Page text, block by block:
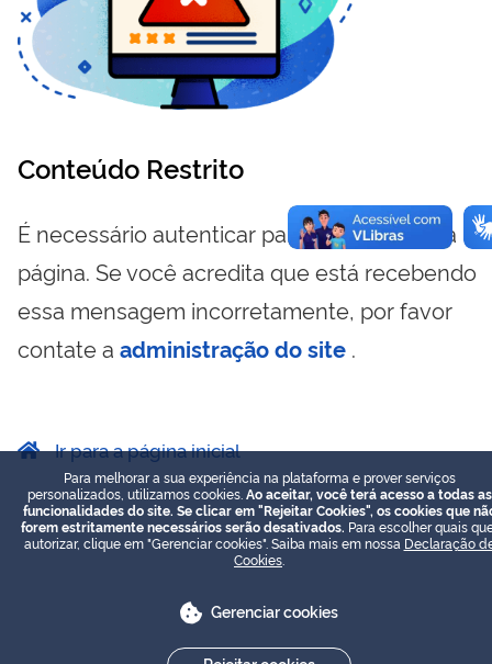
Conteúdo Restrito
É necessário autenticar para visualizar essa
página. Se você acredita que está recebendo
essa mensagem incorretamente, por favor
contate a administração do site .
Ir para a página inicial
Para melhorar a sua experiência na plataforma e prover serviços
personalizados, utilizamos cookies. Ao aceitar, você terá acesso a todas as
funcionalidades do site. Se clicar em "Rejeitar Cookies", os cookies que
forem estritamente necessários serão desativados. Para escolher quais
autorizar, clique em "Gerenciar cookies". Saiba mais em nossa Declaração
Cookies
Gerenciar cookies